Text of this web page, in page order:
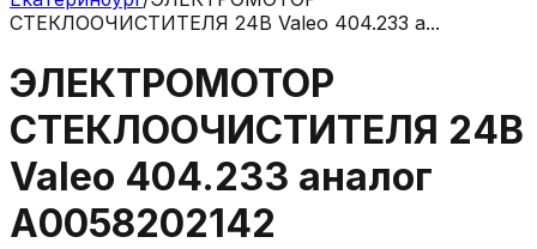
СТЕКЛООЧИСТИТЕЛЯ 24В Valeo 404.233 а...
ЭЛЕКТРОМОТОР
СТЕКЛООЧИСТИТЕЛЯ 24В
Valeo 404.233 аналог
A0058202142